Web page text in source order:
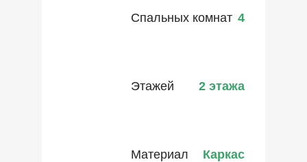
Спальных комнат 4
Этажей 2 этажа
Материал Каркас